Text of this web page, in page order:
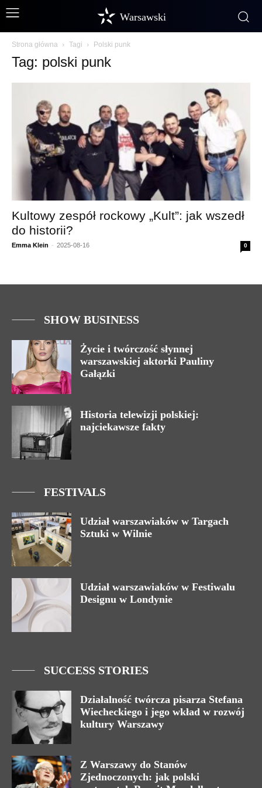
Warsawski
Strona główna Tagi Polski punk
Tag: polski punk
Kultowy zespół rockowy „Kult”: jak wszedł
do historii?
Emma Klein - 2025-08-16 0
SHOW BUSINESS
Życie i twórczość słynnej
warszawskiej aktorki Pauliny
Gałązki
Historia telewizji polskiej:
najciekawsze fakty
FESTIVALS
Udział warszawiaków w Targach
Sztuki w Wilnie
Udział warszawiaków w Festiwalu
Designu w Londynie
SUCCESS STORIES
Działalność twórcza pisarza Stefana
Wiecheckiego i jego wkład w rozwój
kultury Warszawy
Z Warszawy do Stanów
Zjednoczonych: jak polski